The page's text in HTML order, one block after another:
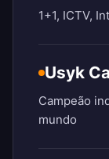
1+1, ICTV,
Usyk
Campeão
mundo